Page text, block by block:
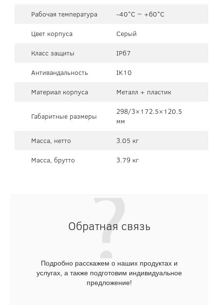
Рабочая температура
-40°C ~ +60°C
Цвет корпуса
Серый
Класс защиты
IP67
Антивандальность
IK10
Материал корпуса
Металл + пластик
Габаритные размеры
298/3×172.5×120.5
мм
Масса, нетто
3.05 кг
Масса, брутто
3.79 кг
Обратная связь
Подробно расскажем о наших продуктах и
услугах, а также подготовим индивидуальное
предложение!